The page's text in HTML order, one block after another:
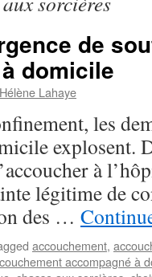
de
domicile
Lahaye
les
explosent.
à
légitime de
des …
accouchement,
accompagné à